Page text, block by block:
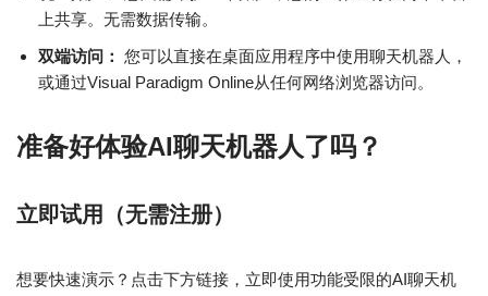
上共享。无需数据传输。
双端访问： 您可以直接在桌面应用程序中使用聊天机器人，
或通过Visual Paradigm Online从任何网络浏览器访问。
准备好体验AI聊天机器人了吗？
立即试用（无需注册）
想要快速演示？点击下方链接，立即使用功能受限的AI聊天机